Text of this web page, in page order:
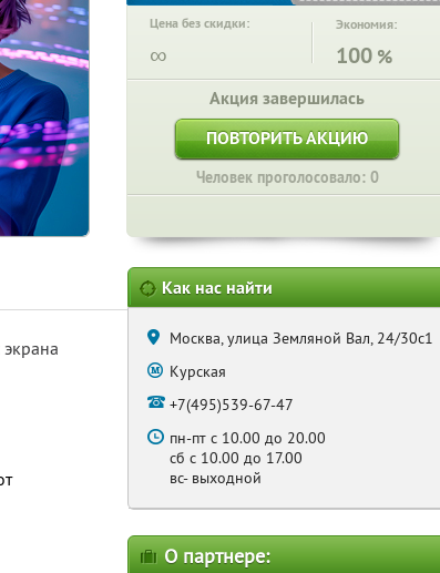
Цена без скидки:
∞
Экономия:
100 %
Акция завершилась
ПОВТОРИТЬ АКЦИЮ
Человек проголосовало: 0
Как нас найти
Москва, улица Земляной Вал, 24/30с1
Курская
+7(495)539-67-47
пн-пт с 10.00 до 20.00
сб с 10.00 до 17.00
вс- выходной
О партнере: